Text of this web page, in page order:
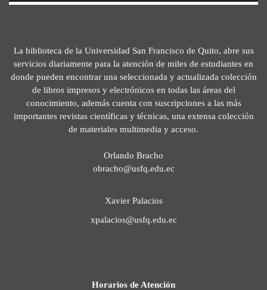
La biblioteca de la Universidad San Francisco de Quito, abre sus
servicios diariamente para la atención de miles de estudiantes en
donde pueden encontrar una seleccionada y actualizada colección
de libros impresos y electrónicos en todas las áreas del
conocimiento, además cuenta con suscripciones a las más
importantes revistas científicas y técnicas, una extensa colección
de materiales multimedia y acceso.
Orlando Bracho
obracho@usfq.edu.ec
Xavier Palacios
xpalacios@usfq.edu.ec
Horarios de Atención